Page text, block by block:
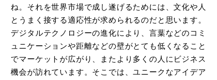
ね。それを世界市場で成し遂げるためには、文化や人
とうまく接する適応性が求められるのだと思います。
デジタルテクノロジーの進化により、言葉などのコミ
ュニケーションや距離などの壁がとても低くなること
でマーケットが広がり、またより多くの人にビジネス
機会が訪れています。そこでは、ユニークなアイデア